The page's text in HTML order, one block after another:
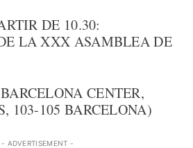
DE 10.30:
LA XXX ASAMBLEA DE
CENTER,
103-105 BARCELONA)
- ADVERTISEMENT -